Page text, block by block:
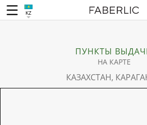
KZ
ПУНКТЫ
НА КАРТЕ
КАЗАХСТАН,